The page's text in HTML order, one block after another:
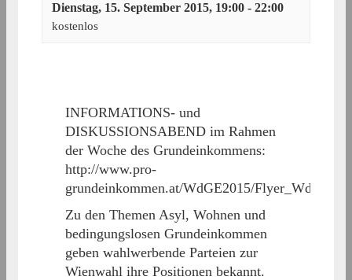
Dienstag, 15. September 2015, 19:00 - 22:00
kostenlos
INFORMATIONS- und
DISKUSSIONSABEND im Rahmen
der Woche des Grundeinkommens:
http://www.pro-
grundeinkommen.at/WdGE2015/
Zu den Themen Asyl, Wohnen und
bedingungslosen Grundeinkommen
geben wahlwerbende Parteien zur
Wienwahl ihre Positionen bekannt.